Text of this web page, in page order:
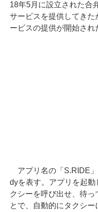
18年5月に設立された合
サービスを提供してき
ービスの提供が開始され
アプリ名の「S.RIDE
dyを表す。アプリを起
クシーを呼び出せ、待
とで、自動的にタクシ